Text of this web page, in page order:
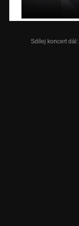
Sdílej koncert dál: